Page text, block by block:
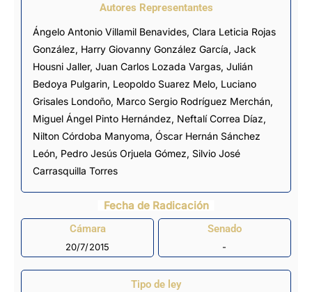
Autores Representantes
Ángelo Antonio Villamil Benavides, Clara Leticia Rojas
González, Harry Giovanny González García, Jack
Housni Jaller, Juan Carlos Lozada Vargas, Julián
Bedoya Pulgarin, Leopoldo Suarez Melo, Luciano
Grisales Londoño, Marco Sergio Rodríguez Merchán,
Miguel Ángel Pinto Hernández, Neftalí Correa Díaz,
Nilton Córdoba Manyoma, Óscar Hernán Sánchez
León, Pedro Jesús Orjuela Gómez, Silvio José
Carrasquilla Torres
Fecha de Radicación
Cámara
20/7/2015
Senado
-
Tipo de ley